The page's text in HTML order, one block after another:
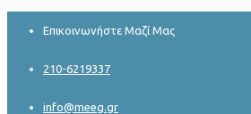
Επικοινωνήστε Μαζί Μας
210-6219337
info@meeg.gr